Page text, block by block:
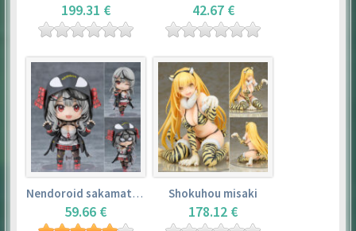
199.31 € 42.67 €
Nendoroid sakamata chloe
59.66 €
Shokuhou misaki
178.12 €